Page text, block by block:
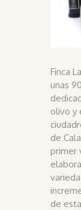
Finca
unas
olivo y
de
primer
de